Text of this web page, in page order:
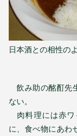
日本酒との相性の
飲み助の酩酊先
ない。
肉料理には赤ワ
に、食べ物にあわ